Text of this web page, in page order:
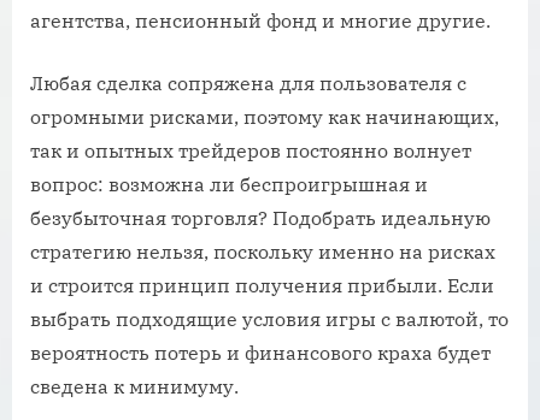
агентства, пенсионный фонд и многие другие.
Любая сделка сопряжена для пользователя с
огромными рисками, поэтому как начинающих,
так и опытных трейдеров постоянно волнует
вопрос: возможна ли беспроигрышная и
безубыточная торговля? Подобрать идеальную
стратегию нельзя, поскольку именно на рисках
и строится принцип получения прибыли. Если
выбрать подходящие условия игры с валютой, то
вероятность потерь и финансового краха будет
сведена к минимуму.